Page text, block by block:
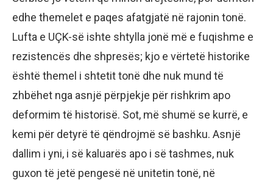
edhe themelet e paqes afatgjatë në rajonin tonë.
Lufta e UÇK-së ishte shtylla jonë më e fuqishme e
rezistencës dhe shpresës; kjo e vërtetë historike
është themel i shtetit tonë dhe nuk mund të
zhbëhet nga asnjë përpjekje për rishkrim apo
deformim të historisë. Sot, më shumë se kurrë, e
kemi për detyrë të qëndrojmë së bashku. Asnjë
dallim i yni, i së kaluarës apo i së tashmes, nuk
guxon të jetë pengesë në unitetin tonë, në